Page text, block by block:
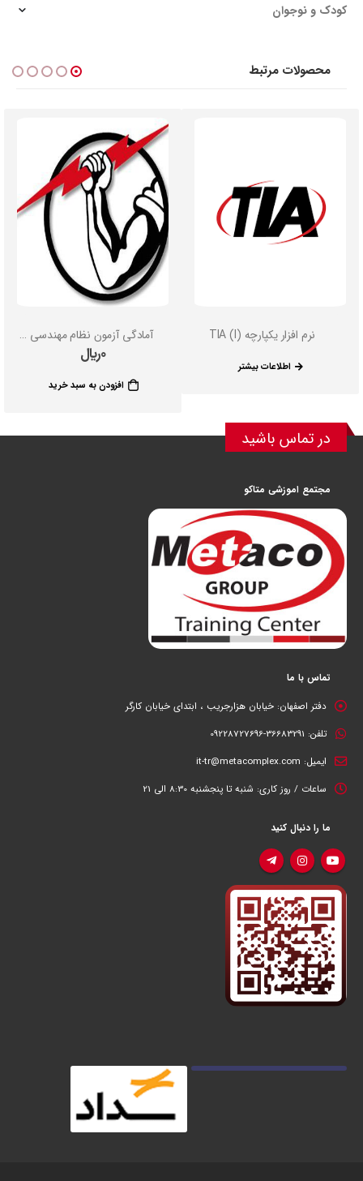
کودک و نوجوان
محصولات مرتبط
نرم افزار یکپارچه TIA (I)
اطلاعات بیشتر
آمادگی آزمون نظام مهندسی تاسیسات برق
0﷼
افزودن به سبد خرید
در تماس باشید
مجتمع اموزشی متاکو
تماس با ما
دفتر اصفهان: خیابان هزارجریب ، ابتدای خیابان کارگر
تلفن: 36683291-09228727696
ایمیل: it-tr@metacomplex.com
ساعات / روز کاری: شنبه تا پنجشنبه 8:30 الی 21
ما را دنبال کنید